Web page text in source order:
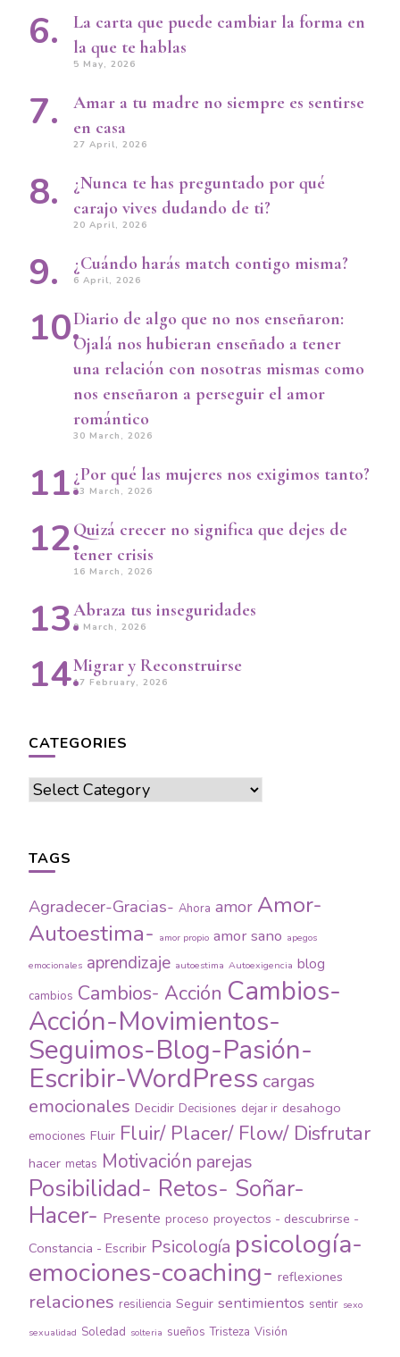
La carta que puede cambiar la forma en
la que te hablas
5 May, 2026
Amar a tu madre no siempre es sentirse
en casa
27 April, 2026
¿Nunca te has preguntado por qué
carajo vives dudando de ti?
20 April, 2026
¿Cuándo harás match contigo misma?
6 April, 2026
Diario de algo que no nos enseñaron:
Ojalá nos hubieran enseñado a tener
una relación con nosotras mismas como
nos enseñaron a perseguir el amor
romántico
30 March, 2026
¿Por qué las mujeres nos exigimos tanto?
23 March, 2026
Quizá crecer no significa que dejes de
tener crisis
16 March, 2026
Abraza tus inseguridades
9 March, 2026
Migrar y Reconstruirse
17 February, 2026
CATEGORIES
Categories
TAGS
Agradecer-Gracias- Ahora amor Amor-
Autoestima- amor propio amor sano apegos
emocionales aprendizaje autoestima Autoexigencia blog
cambios Cambios- Acción Cambios-
Acción-Movimientos-
Seguimos-Blog-Pasión-
Escribir-WordPress cargas
emocionales Decidir Decisiones dejar ir desahogo
emociones Fluir Fluir/ Placer/ Flow/ Disfrutar
hacer metas Motivación parejas
Posibilidad- Retos- Soñar-
Hacer- Presente proceso proyectos - descubrirse -
Constancia - Escribir Psicología psicología-
emociones-coaching- reflexiones
relaciones resiliencia Seguir sentimientos sentir sexo
sexualidad Soledad solteria sueños Tristeza Visión